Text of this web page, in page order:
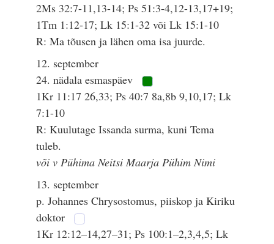
2Ms 32:7-11,13-14; Ps 51:3-4,12-13,17+19;
1Tm 1:12-17; Lk 15:1-32 või Lk 15:1-10
R: Ma tõusen ja lähen oma isa juurde.
12. september
24. nädala esmaspäev
1Kr 11:17 26,33; Ps 40:7 8a,8b 9,10,17; Lk
7:1-10
R: Kuulutage Issanda surma, kuni Tema
tuleb.
või v Pühima Neitsi Maarja Pühim Nimi
13. september
p. Johannes Chrysostomus, piiskop ja Kiriku
doktor
1Kr 12:12–14,27–31; Ps 100:1–2,3,4,5; Lk